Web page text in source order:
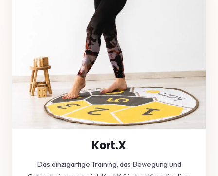
Kort.X
Das einzigartige Training, das Bewegung und